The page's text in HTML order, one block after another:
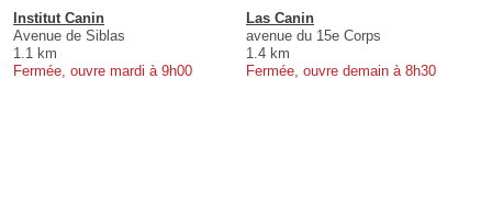
Institut Canin
Avenue de Siblas
1.1 km
Fermée, ouvre mardi à 9h00
Las Canin
avenue du 15e Corps
1.4 km
Fermée, ouvre demain à 8h30